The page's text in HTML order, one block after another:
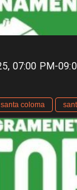
07:00 PM-
santa coloma